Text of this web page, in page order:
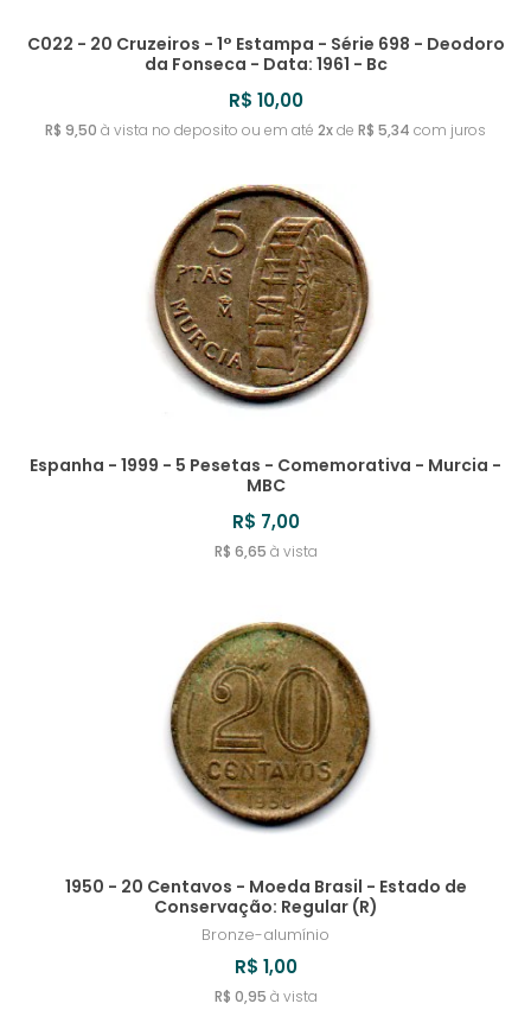
C022 - 20 Cruzeiros - 1° Estampa - Série 698 - Deodoro
da Fonseca - Data: 1961 - Bc
R$ 10,00
R$ 9,50 à vista no deposito ou em até 2xde R$ 5,34 com juros
Espanha - 1999 - 5 Pesetas - Comemorativa - Murcia -
MBC
R$ 7,00
R$ 6,65 à vista
1950 - 20 Centavos - Moeda Brasil - Estado de
Conservação: Regular (R)
Bronze-alumínio
R$ 1,00
R$ 0,95 à vista